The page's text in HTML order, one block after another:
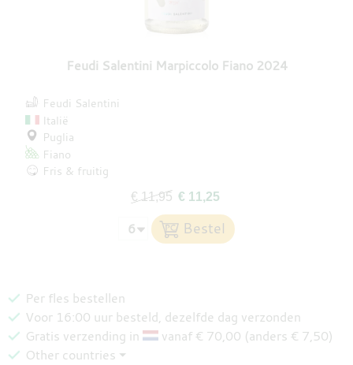
Feudi Salentini Marpiccolo Fiano 2024
Feudi Salentini
Italië
Puglia
Fiano
Fris & fruitig
€ 11,95 € 11,25
Per fles bestellen
Voor 16:00 uur besteld, dezelfde dag verzonden
Gratis verzending in
vanaf € 70,00 (anders € 7,50)
Other countries ⏷